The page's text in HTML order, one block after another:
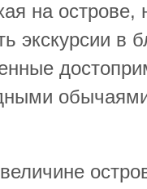
на острове,
экскурсии в